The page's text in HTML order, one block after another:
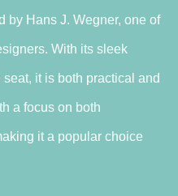
by Hans J. Wegner, one of
With its sleek
it is both practical and
a focus on both
it a popular choice